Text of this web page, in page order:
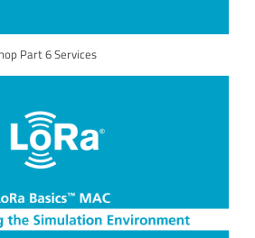
Part 6 Services